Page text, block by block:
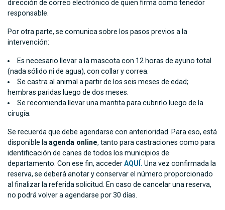
dirección de correo electrónico de quien firma como tenedor
responsable.
Por otra parte, se comunica sobre los pasos previos a la
intervención:
Es necesario llevar a la mascota con 12 horas de ayuno total
(nada sólido ni de agua), con collar y correa.
Se castra al animal a partir de los seis meses de edad;
hembras paridas luego de dos meses.
Se recomienda llevar una mantita para cubrirlo luego de la
cirugía.
Se recuerda que debe agendarse con anterioridad. Para eso, está
disponible la agenda online, tanto para castraciones como para
identificación de canes de todos los municipios de
departamento. Con ese fin, accederAQUÍ. Una vez confirmada la
reserva, se deberá anotar y conservar el número proporcionado
al finalizar la referida solicitud. En caso de cancelar una reserva,
no podrá volver a agendarse por 30 días.